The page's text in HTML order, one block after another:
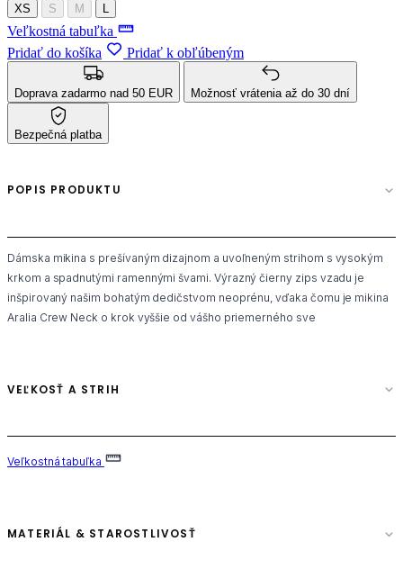
XS S M L
Veľkostná tabuľka
Pridať do košíka
Pridať k obľúbeným
Doprava zadarmo nad 50 EUR Možnosť vrátenia až do 30 dní
Bezpečná platba
POPIS PRODUKTU
Dámska mikina s prešívaným dizajnom a uvoľneným strihom s vysokým
krkom a spadnutými ramennými švami. Výrazný čierny zips vzadu je
inšpirovaný našim bohatým dedičstvom neoprénu, vďaka čomu je mikina
Aralia Crew Neck o krok vyššie od vášho priemerného sve
VEĽKOSŤ A STRIH
Veľkostná tabuľka
MATERIÁL & STAROSTLIVOSŤ